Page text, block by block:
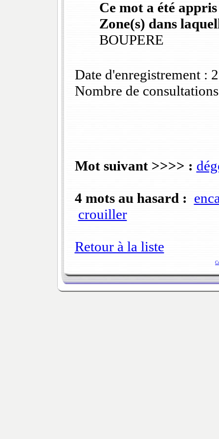
Ce mot a été
Zone(s) dans
BOUPERE
Date d'enregistrement :
Nombre de
Mot suivant >>>> :
4 mots au hasard :
crouiller
Retour à la liste